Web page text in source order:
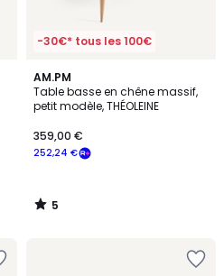
-30€* tous les 100€
AM.PM
Table basse en chêne massif,
petit modèle, THÉOLEINE
252,24 €
359,00 €
5
/
5
5
/